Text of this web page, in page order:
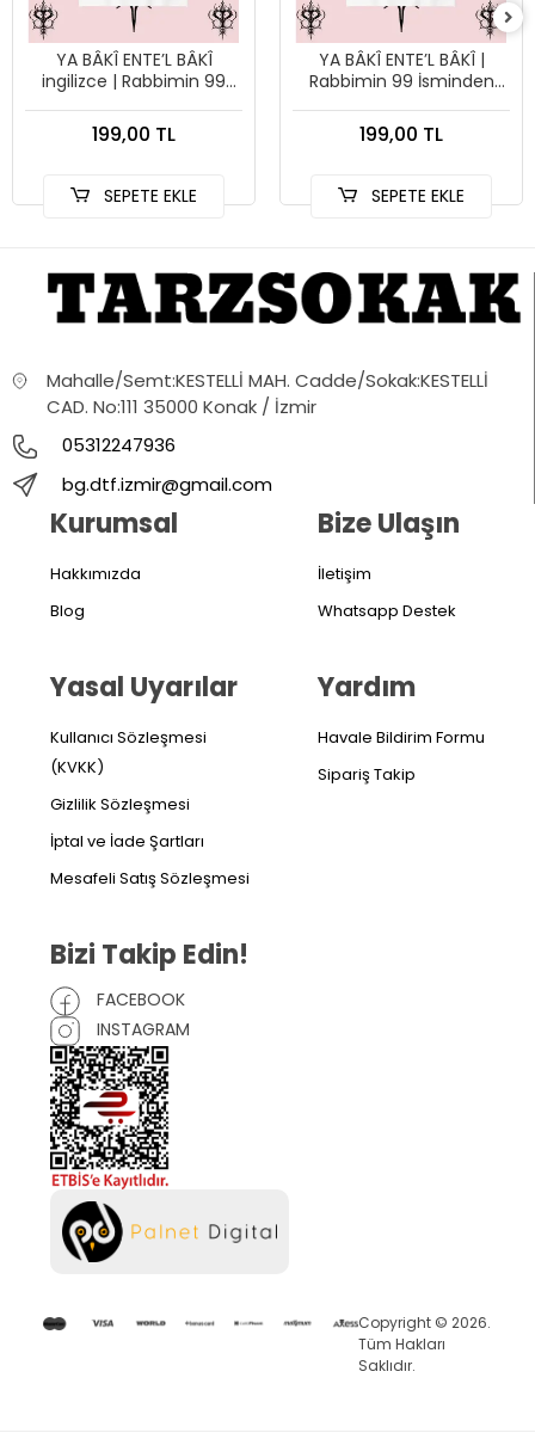
YA BÂKÎ ENTE’L BÂKÎ
ingilizce | Rabbimin 99
Oversize Unisex Tişört –
Manevi Streetwear
199,00 TL
SEPETE EKLE
YA BÂKÎ ENTE’L BÂKÎ |
Rabbimin 99 İsminden
Unisex Tişört – Manevi
Streetwear
199,00 TL
SEPETE EKLE
Mahalle/Semt:KESTELLİ MAH. Cadde/Sokak:KESTELLİ
CAD. No:111 35000 Konak / İzmir
05312247936
bg.dtf.izmir@gmail.com
Kurumsal
Hakkımızda
Blog
Yasal Uyarılar
Kullanıcı Sözleşmesi
(KVKK)
Gizlilik Sözleşmesi
İptal ve İade Şartları
Mesafeli Satış Sözleşmesi
Bize Ulaşın
İletişim
Whatsapp Destek
Yardım
Havale Bildirim Formu
Sipariş Takip
Bizi Takip Edin!
FACEBOOK
INSTAGRAM
Copyright © 2026.
Tüm Hakları
Saklıdır.